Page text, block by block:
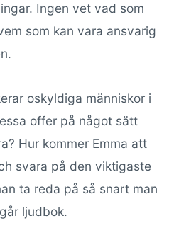
Ingen vet vad som
som kan vara ansvarig
oskyldiga människor i
offer på något sätt
Hur kommer Emma att
svara på den viktigaste
ta reda på så snart man
ljudbok.